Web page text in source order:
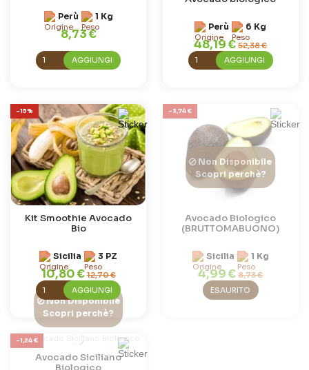
Perù 1 Kg
8,73 €
AGGIUNGI
Perù 6 Kg
48,19 €52,38 €
AGGIUNGI
-15%
Kit Smoothie Avocado
Bio
Sicilia 3 PZ
10,80 €12,70 €
AGGIUNGI
-3,74 €
Non Disponibile
Scopri perchè?
Avocado Biologico
(BRUTTOMABUONO)
Sicilia 1 Kg
4,99 €8,73 €
ESAURITO
-1,24 €
Non Disponibile
Scopri perchè?
Avocado Siciliano
Biologico